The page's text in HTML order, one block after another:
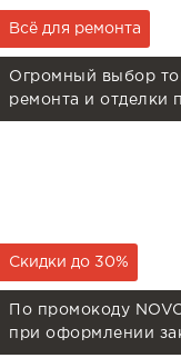
Всё для ремонта
Огромный выбор
ремонта и отделки
Скидки до 30%
По промокоду
при оформлении